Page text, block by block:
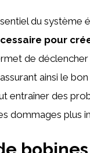
du système
pour
de
ainsi le
entraîner des
dommages plus